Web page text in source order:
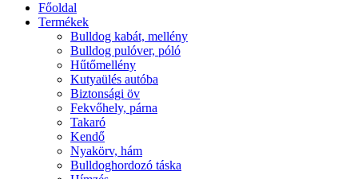
Főoldal
Termékek
Bulldog kabát, mellény
Bulldog pulóver, póló
Hűtőmellény
Kutyaülés autóba
Biztonsági öv
Fekvőhely, párna
Takaró
Kendő
Nyakörv, hám
Bulldoghordozó táska